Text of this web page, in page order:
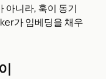
아니라, 훅이 동기
가 임베딩을 채우